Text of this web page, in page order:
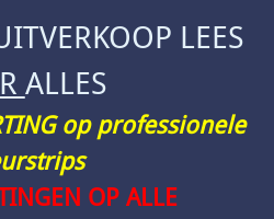
LEES
ALLES
op professionele
OP ALLE